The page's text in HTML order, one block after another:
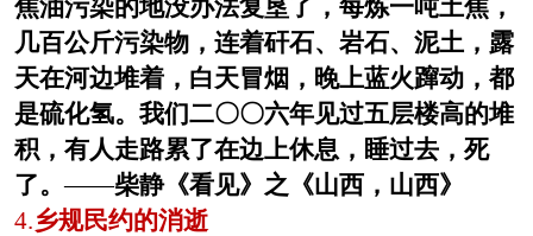
焦油污染的地没办法复垦了，每炼一吨土焦，
几百公斤污染物，连着矸石、岩石、泥土，露
天在河边堆着，白天冒烟，晚上蓝火蹿动，都
是硫化氢。我们二〇〇六年见过五层楼高的堆
积，有人走路累了在边上休息，睡过去，死
了。——柴静《看见》之《山西，山西》
4.乡规民约的消逝